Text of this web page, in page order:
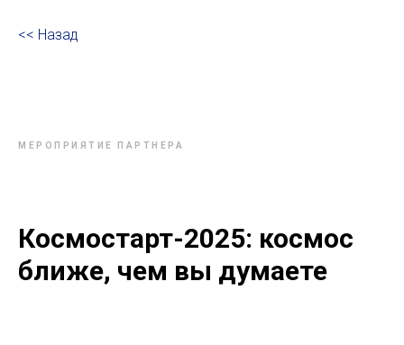
<< Назад
МЕРОПРИЯТИЕ ПАРТНЕРА
Космостарт-2025: космос
ближе, чем вы думаете